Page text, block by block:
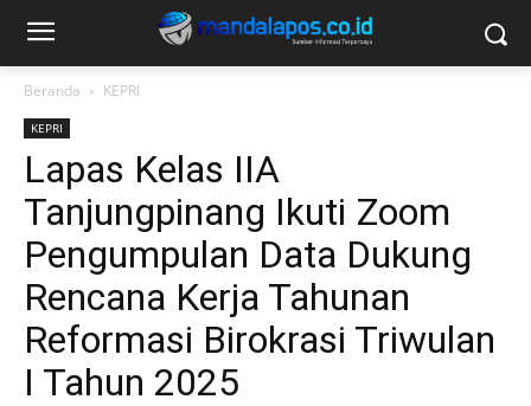
Beranda KEPRI
KEPRI
Lapas Kelas IIA
Tanjungpinang Ikuti Zoom
Pengumpulan Data Dukung
Rencana Kerja Tahunan
Reformasi Birokrasi Triwulan
I Tahun 2025